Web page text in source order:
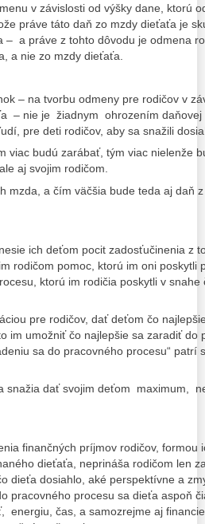
v závislosti od výšky dane, ktorú
práve táto daň zo mzdy dieťaťa je
a práve z tohto dôvodu je odmena
a nie zo mzdy dieťaťa.
– na tvorbu odmeny pre rodičov v
– nie je žiadnym ohrozením daňovej
pre deti rodičov, aby sa snažili
viac budú zarábať, tým viac nielenže
aj svojim rodičom.
mzda, a čím väčšia bude teda aj daň
ich deťom pocit zadosťučinenia z
rodičom pomoc, ktorú im oni poskytli
ktorú im rodičia poskytli v
pre rodičov, dať deťom čo
im umožniť čo najlepšie sa zaradiť do
sa do pracovného procesu“
snažia dať svojim deťom maximum,
finančných príjmov rodičov, formou
dieťaťa, neprináša rodičom len
dieťa dosiahlo, aké perspektívne a
pracovného procesu sa dieťa aspoň
energiu, čas, a samozrejme aj